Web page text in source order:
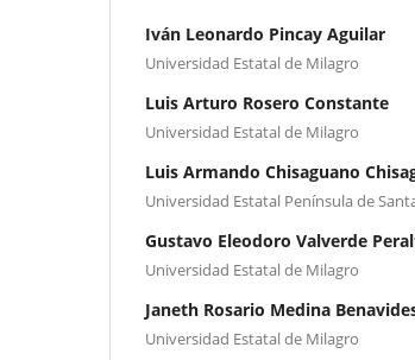
Iván Leonardo Pincay Aguilar
Universidad Estatal de Milagro
Luis Arturo Rosero Constante
Universidad Estatal de Milagro
Luis Armando Chisaguano
Universidad Estatal Península de
Gustavo Eleodoro Valverde
Universidad Estatal de Milagro
Janeth Rosario Medina
Universidad Estatal de Milagro